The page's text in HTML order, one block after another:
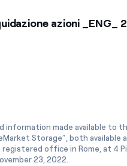
azioni _ENG_
made available to
Storage”, both available
registered office in Rome, at 4
23, 2022.